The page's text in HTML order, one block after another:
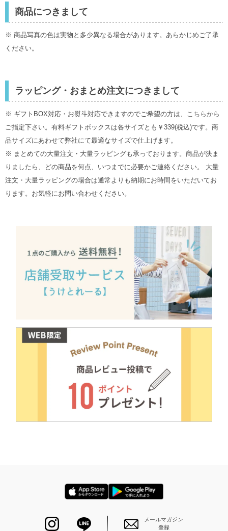
商品につきまして
※ 商品写真の色は実物と多少異なる場合があります。あらかじめご了承
ください。
ラッピング・おまとめ注文につきまして
※ ギフトBOX対応・お熨斗対応できますのでご希望の方は、 こちらから
ご指定下さい。有料ギフトボックスは各サイズとも￥339(税込)です。商
品サイズにあわせて弊社にて最適なサイズで仕上げます。
※ まとめての大量注文・大量ラッピングも承っております。商品が決ま
りましたら、どの商品を何点、いつまでに必要かご連絡ください。 大量
注文・大量ラッピングの場合は通常よりも納期にお時間をいただいてお
ります。お気軽にお問い合わせください。
メールマガジン
登録